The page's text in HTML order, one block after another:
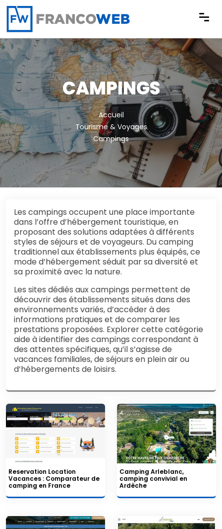
Panneau de gestion des cookies
CAMPINGS
Accueil
Tourisme & Voyages
Campings
Les campings occupent une place importante
dans l’offre d’hébergement touristique, en
proposant des solutions adaptées à différents
styles de séjours et de voyageurs. Du camping
traditionnel aux établissements plus équipés, ce
mode d’hébergement séduit par sa diversité et
sa proximité avec la nature.
Les sites dédiés aux campings permettent de
découvrir des établissements situés dans des
environnements variés, d’accéder à des
informations pratiques et de comparer les
prestations proposées. Explorer cette catégorie
aide à identifier des campings correspondant à
des attentes spécifiques, qu’il s’agisse de
vacances familiales, de séjours en plein air ou
d’hébergements de loisirs.
Reservation Location
Vacances : Comparateur de
camping en France
Camping Arleblanc,
camping convivial en
Ardèche